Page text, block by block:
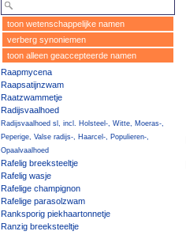
toon wetenschappelijke namen
verberg synoniemen
toon alleen geaccepteerde namen
Raapmycena
Raapsatijnzwam
Raatzwammetje
Radijsvaalhoed
Radijsvaalhoed sl, incl. Holsteel-, Witte, Moeras-,
Peperige, Valse radijs-, Haarcel-, Populieren-,
Opaalvaalhoed
Rafelig breeksteeltje
Rafelig wasje
Rafelige champignon
Rafelige parasolzwam
Ranksporig piekhaartonnetje
Ranzig breeksteeltje